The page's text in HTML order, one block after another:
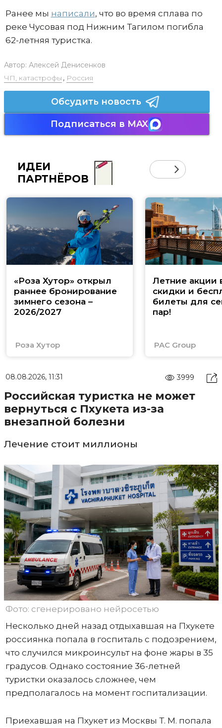
Ранее мы написали, что во время сплава по
реке Чусовая под Нижним Тагилом погибла
62-летняя туристка.
Автор: Алексей Денисенков
ЧП, катастрофы , Россия
Обсудить новость
Подписаться в MAX
ИДЕИ
ПАРТНЁРОВ
«Роза Хутор» открыл
раннее бронирование
зимнего сезона –
2026/2027
Роза Хутор
Летние акции
скидки и
билеты для
пар!
PAC Group
08.08.2026, 11:31 3999
Российская туристка не может
вернуться с Пхукета из-за
внезапной болезни
Лечение стоит миллионы
Фото: сгенерировано нейросетью
Несколько дней назад отдыхавшая на Пхукете
россиянка попала в госпиталь с подозрением,
что случился микроинсульт на фоне жары в 35
градусов. Однако состояние 36-летней
туристки оказалось сложнее, чем
предполагалось на момент госпитализации.
Приехавшая на Пхукет из Москвы Т. М. попала